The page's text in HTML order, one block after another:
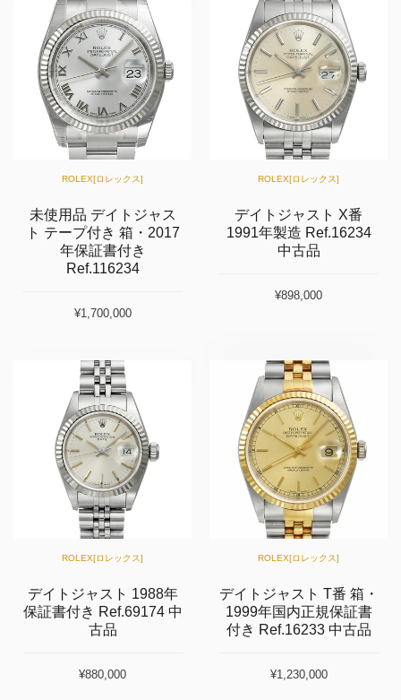
ROLEX[ロレックス]
未使用品 デイトジャス
ト テープ付き 箱・2017
年保証書付き
Ref.116234
¥1,700,000
ROLEX[ロレックス]
デイトジャスト X番
1991年製造 Ref.16234
中古品
¥898,000
ROLEX[ロレックス]
デイトジャスト 1988年
保証書付き Ref.69174 中
古品
¥880,000
ROLEX[ロレックス]
デイトジャスト T番 箱・
1999年国内正規保証書
付き Ref.16233 中古品
¥1,230,000